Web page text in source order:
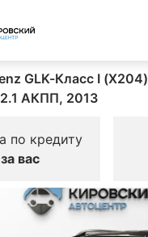
GLK-Класс I (X204)
2.1 АКПП, 2013
по кредиту
вас